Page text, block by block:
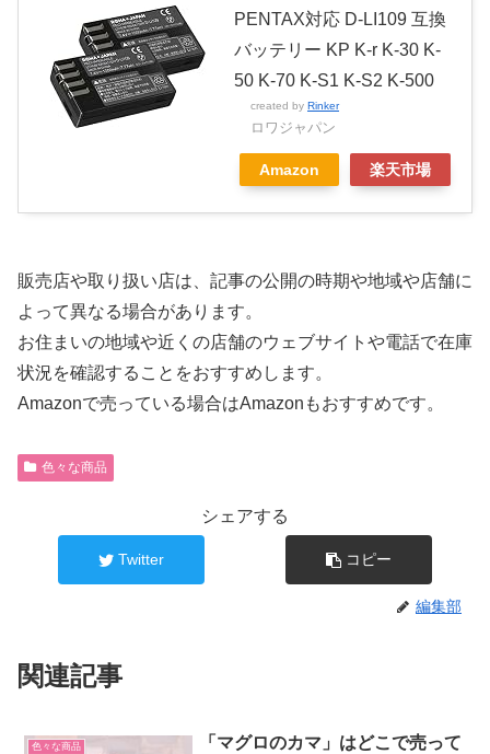
PENTAX対応 D-LI109 互換
バッテリー KP K-r K-30 K-
50 K-70 K-S1 K-S2 K-500
created by Rinker
ロワジャパン
Amazon 楽天市場
販売店や取り扱い店は、記事の公開の時期や地域や店舗に
よって異なる場合があります。
お住まいの地域や近くの店舗のウェブサイトや電話で在庫
状況を確認することをおすすめします。
Amazonで売っている場合はAmazonもおすすめです。
色々な商品
シェアする
Twitter コピー
編集部
関連記事
色々な商品
「マグロのカマ」はどこで売って